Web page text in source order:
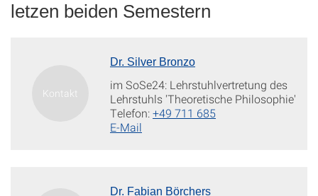
letzen beiden Semestern
Dr. Silver Bronzo
im SoSe24: Lehrstuhlvertretung des
Lehrstuhls 'Theoretische Philosophie'
Telefon:+49 711 685
E-Mail
Dr. Fabian Börchers